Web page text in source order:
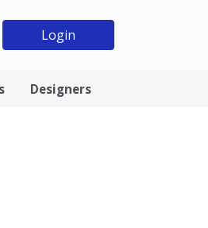
Login
Designers